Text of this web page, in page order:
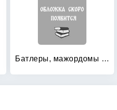
Батлеры, мажордомы и управляющие домашним хозяйством: Профессионалы XXI века